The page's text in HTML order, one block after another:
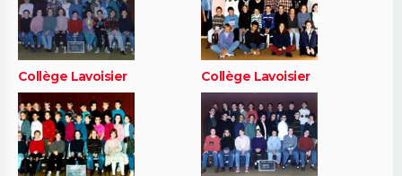
Collège Lavoisier Collège Lavoisier